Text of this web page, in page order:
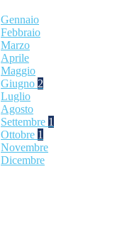
Gennaio
Febbraio
Marzo
Aprile
Maggio
Giugno 2
Luglio
Agosto
Settembre 1
Ottobre 1
Novembre
Dicembre